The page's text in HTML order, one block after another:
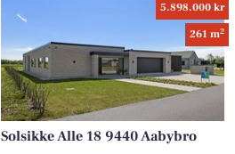
5.898.000 kr
261 m2
Solsikke Alle 18 9440 Aabybro